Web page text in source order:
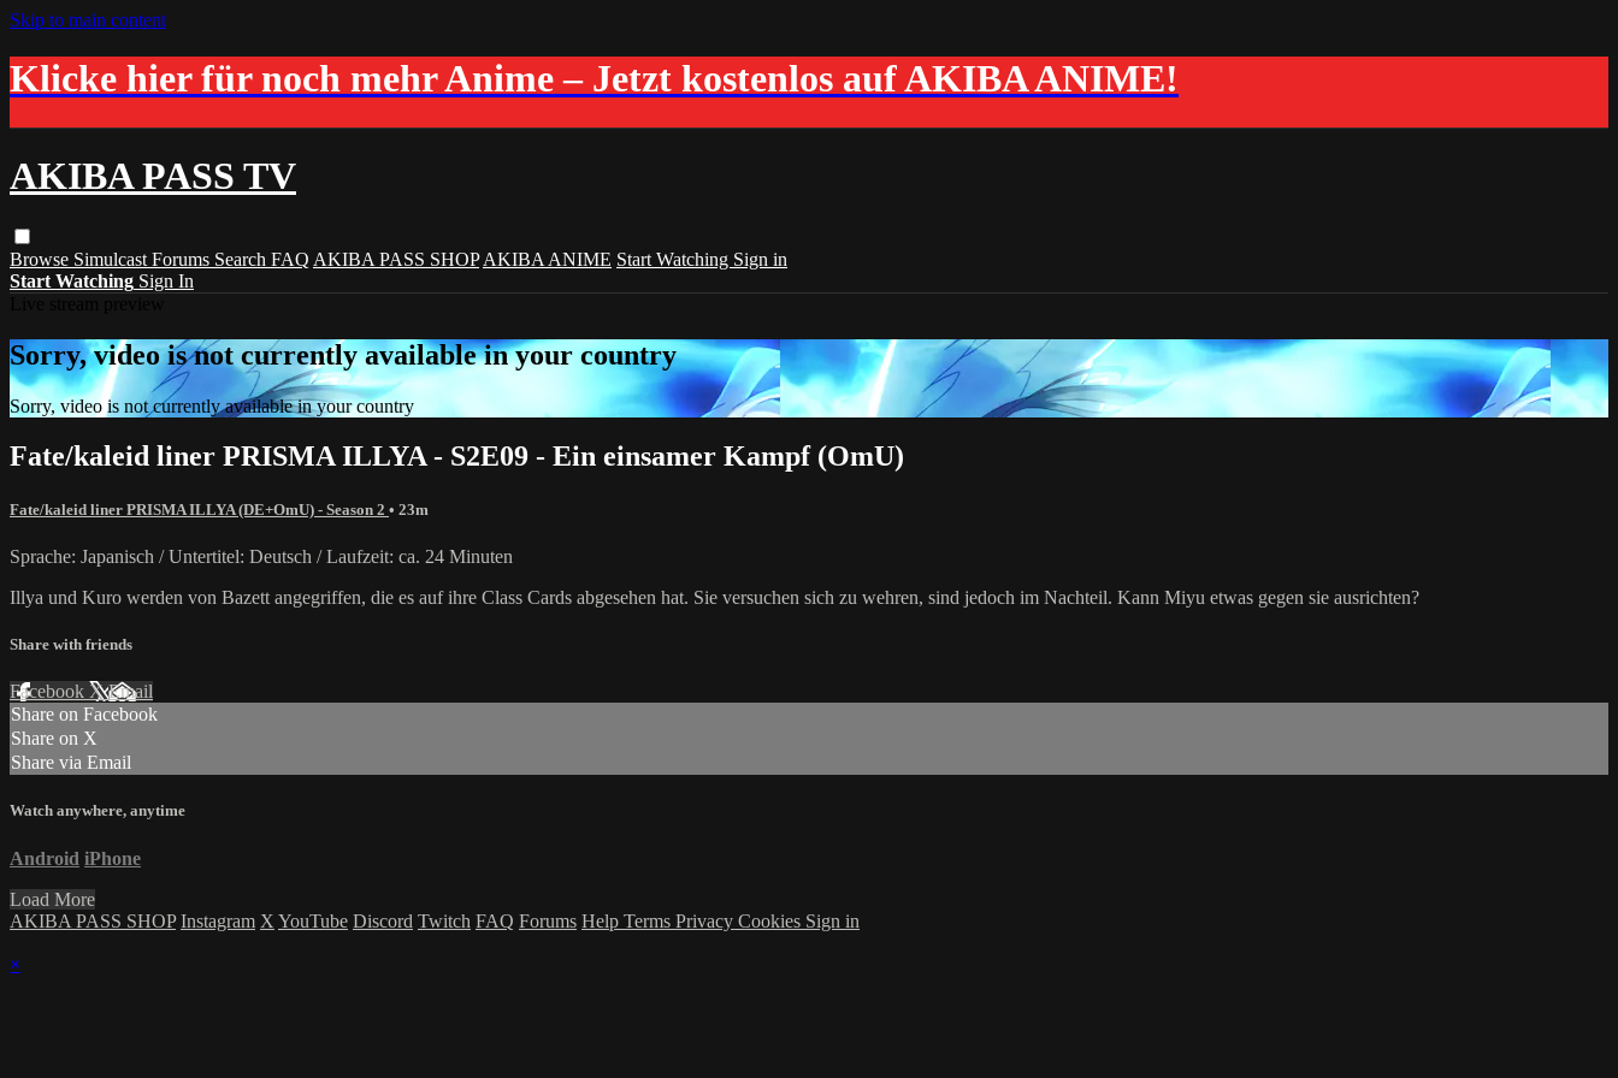
Skip to main content
Klicke hier für noch mehr Anime – Jetzt kostenlos auf AKIBA ANIME!
AKIBA PASS TV
Browse Simulcast Forums Search FAQ AKIBA PASS SHOP AKIBA ANIME Start Watching Sign in
Start Watching Sign In
Sorry, video is not currently available in your country
Sorry, video is not currently available in your country
Fate/kaleid liner PRISMA ILLYA - S2E09 - Ein einsamer Kampf (OmU)
Fate/kaleid liner PRISMA ILLYA (DE+OmU) - Season 2 • 23m
Sprache: Japanisch / Untertitel: Deutsch / Laufzeit: ca. 24 Minuten
Illya und Kuro werden von Bazett angegriffen, die es auf ihre Class Cards abgesehen hat. Sie versuchen sich zu wehren, sind jedoch im Nachteil. Kann Miyu etwas gegen sie ausrichten?
Share with friends
Facebook XEmail
Share on Facebook
Share on X
Share via Email
Watch anywhere, anytime
Android iPhone
Load More
AKIBA PASS SHOP Instagram X YouTube Discord Twitch FAQ Forums Help Terms Privacy Cookies Sign in
×